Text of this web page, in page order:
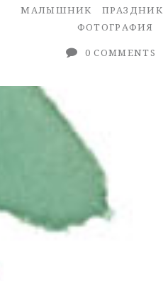
МАЛЫШНИК
ПРАЗДНИК
ФОТОГРАФИЯ
0 COMMENTS